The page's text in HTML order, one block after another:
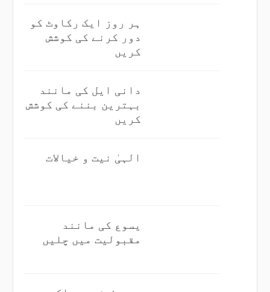
ہر روز ایک رکاوٹ کو
دور کرنے کی کوشش
کریں
دانی ایل کی مانند
بہترین بننے کی کوشش
کریں
الہیٰ نیت و خیالات
یسوع کی مانند
مقبولیت میں چلیں